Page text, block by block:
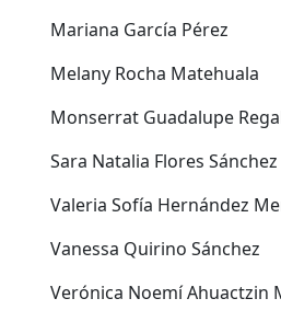
Mariana García Pérez
Melany Rocha Matehuala
Monserrat Guadalupe
Sara Natalia Flores Sánchez
Valeria Sofía Hernández
Vanessa Quirino Sánchez
Verónica Noemí Ahuactzin